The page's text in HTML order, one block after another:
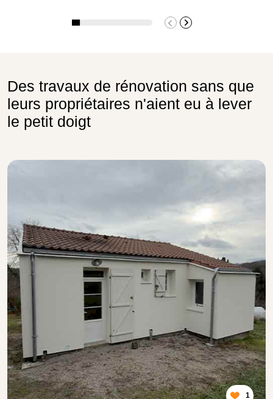
Des travaux de rénovation sans que
leurs propriétaires n'aient eu à lever
le petit doigt
1